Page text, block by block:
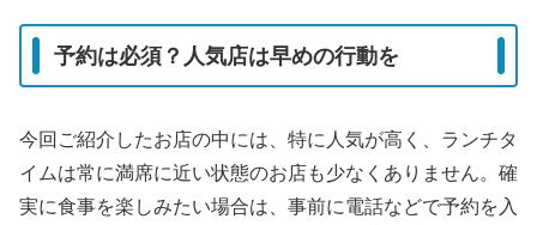
予約は必須？人気店は早めの行動を
今回ご紹介したお店の中には、特に人気が高く、ランチタ
イムは常に満席に近い状態のお店も少なくありません。確
実に食事を楽しみたい場合は、事前に電話などで予約を入